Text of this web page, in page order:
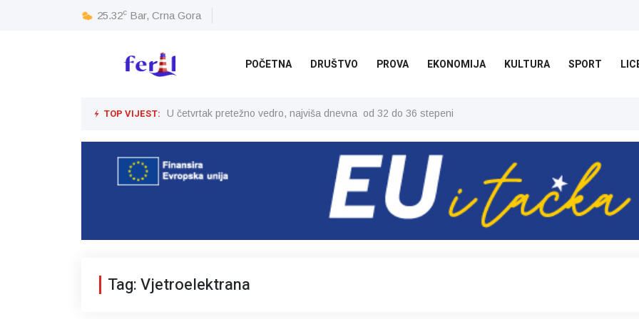
25.32c Bar, Crna Gora
POČETNA DRUŠTVO PROVA EKONOMIJA KULTURA SPORT
TOP VIJEST: U četvrtak pretežno vedro, najviša dnevna od 32 do 36 stepeni
Tag: Vjetroelektrana